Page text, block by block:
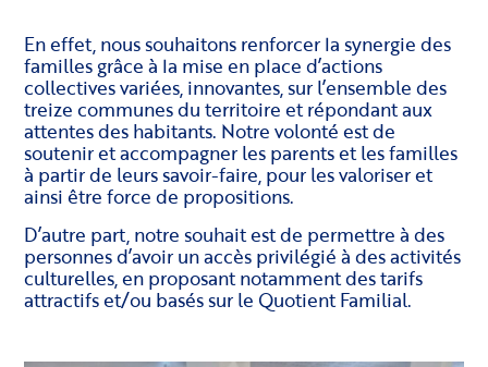
En effet, nous souhaitons renforcer la synergie des
familles grâce à la mise en place d’actions
collectives variées, innovantes, sur l’ensemble des
treize communes du territoire et répondant aux
attentes des habitants. Notre volonté est de
soutenir et accompagner les parents et les familles
à partir de leurs savoir-faire, pour les valoriser et
ainsi être force de propositions.
D’autre part, notre souhait est de permettre à des
personnes d’avoir un accès privilégié à des activités
culturelles, en proposant notamment des tarifs
attractifs et/ou basés sur le Quotient Familial.